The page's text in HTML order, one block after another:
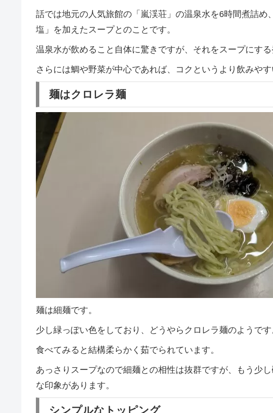
話では地元の人気旅館の「嵐渓荘」の温泉水を6時間煮詰め
塩」を加えたスープとのことです。
温泉水が飲めること自体に驚きですが、それをスープにする
さらには鯛や野菜が中心であれば、コクというより飲みや
麺はクロレラ麺
麺は細麺です。
少し緑っぽい色をしており、どうやらクロレラ麺のようです
食べてみると結構柔らかく茹でられています。
あっさりスープなので細麺との相性は抜群ですが、もう少
な印象があります。
シンプルなトッピング